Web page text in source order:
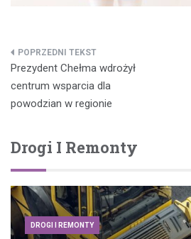
Nawigacja
wpisu
Prezydent Chełma wdrożył
centrum wsparcia dla
powodzian w regionie
Drogi I Remonty
DROGI I REMONTY